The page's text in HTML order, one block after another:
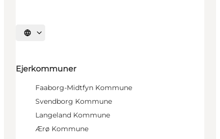
Vælg sprog
Ejerkommuner
Faaborg-Midtfyn Kommune
Svendborg Kommune
Langeland Kommune
Ærø Kommune